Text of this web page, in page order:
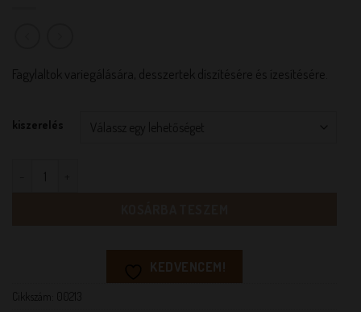
Fagylaltok variegálására, desszertek díszítésére és ízesítésére.
kiszerelés
KEDVENCEM!
Cikkszám:
00213